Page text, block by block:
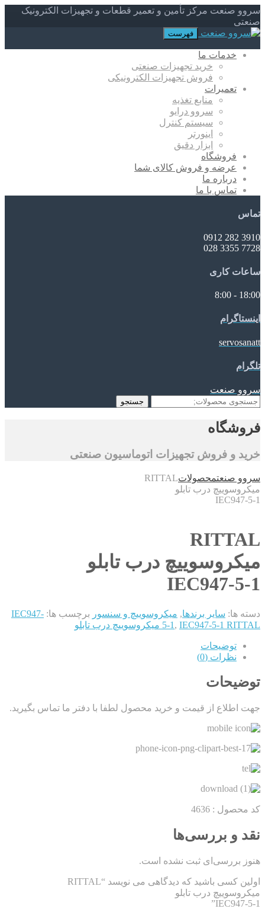
سروو صنعت مرکز تأمین و تعمیر قطعات و تجهیزات الکترونیک
صنعتی
فهرست
خدمات ما
خرید تجهیزات صنعتی
فروش تجهیزات الکترونیکی
تعمیرات
منابع تغذیه
سروو درایو
سیستم کنترل
اینورتر
ابزار دقیق
فروشگاه
عرضه و فروش کالای شما
درباره ما
تماس با ما
تماس
3910 282 0912
7728 3355 028
ساعات کاری
18:00 - 8:00
اینستاگرام
servosanatt
تلگرام
سروو صنعت
جستجو
جستجو
فروشگاه
خرید و فروش تجهیزات اتوماسیون صنعتی
سروو صنعتمحصولاتRITTAL
میکروسوییچ درب تابلو
IEC947-5-1
RITTAL
میکروسوییچ درب تابلو
IEC947-5-1
دسته ها: سایر برندها, میکروسوییچ و سنسور برچسب ها: IEC947-
5-1 , IEC947-5-1 RITTAL میکروسوییچ درب تابلو
توضیحات
نظرات (0)
توضیحات
جهت اطلاع از قیمت و خرید محصول لطفا با دفتر ما تماس بگیرید.
کد محصول : 4636
نقد و بررسی‌ها
هنوز بررسی‌ای ثبت نشده است.
اولین کسی باشید که دیدگاهی می نویسد “RITTAL
میکروسوییچ درب تابلو
IEC947-5-1”